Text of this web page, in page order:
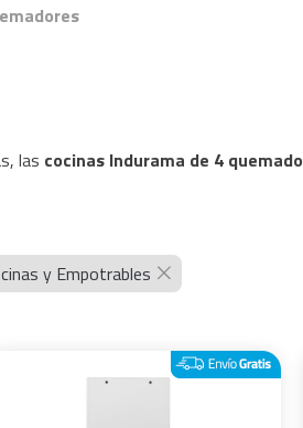
las cocinas Indurama de 4
y Empotrables